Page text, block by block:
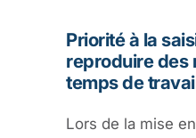
Priorité à la
reproduire des
temps de
Lors de la mise